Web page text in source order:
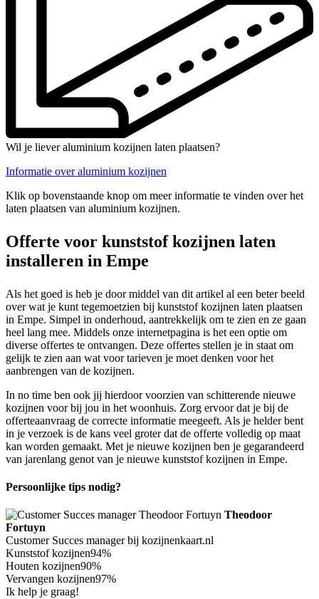
Wil je liever aluminium kozijnen laten plaatsen?
Informatie over aluminium kozijnen
Klik op bovenstaande knop om meer informatie te vinden over het
laten plaatsen van aluminium kozijnen.
Offerte voor kunststof kozijnen laten
installeren in Empe
Als het goed is heb je door middel van dit artikel al een beter beeld
over wat je kunt tegemoetzien bij kunststof kozijnen laten plaatsen
in Empe. Simpel in onderhoud, aantrekkelijk om te zien en ze gaan
heel lang mee. Middels onze internetpagina is het een optie om
diverse offertes te ontvangen. Deze offertes stellen je in staat om
gelijk te zien aan wat voor tarieven je moet denken voor het
aanbrengen van de kozijnen.
In no time ben ook jij hierdoor voorzien van schitterende nieuwe
kozijnen voor bij jou in het woonhuis. Zorg ervoor dat je bij de
offerteaanvraag de correcte informatie meegeeft. Als je helder bent
in je verzoek is de kans veel groter dat de offerte volledig op maat
kan worden gemaakt. Met je nieuwe kozijnen ben je gegarandeerd
van jarenlang genot van je nieuwe kunststof kozijnen in Empe.
Persoonlijke tips nodig?
Theodoor
Fortuyn
Customer Succes manager bij kozijnenkaart.nl
Kunststof kozijnen94%
Houten kozijnen90%
Vervangen kozijnen97%
Ik help je graag!